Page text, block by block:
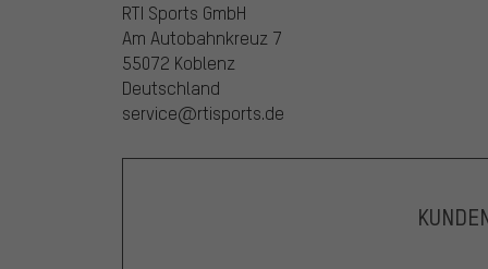
RTI Sports GmbH
Am Autobahnkreuz 7
55072 Koblenz
Deutschland
service@rtisports.de